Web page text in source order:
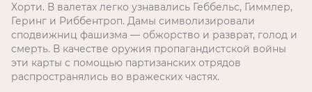
Хорти. В валетах легко узнавались Геббельс, Гиммлер,
Геринг и Риббентроп. Дамы символизировали
сподвижниц фашизма — обжорство и разврат, голод и
смерть. В качестве оружия пропагандистской войны
эти карты с помощью партизанских отрядов
распространялись во вражеских частях.